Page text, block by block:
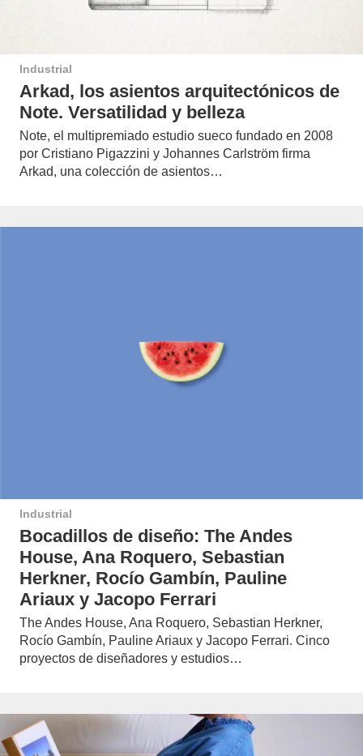
Industrial
Arkad, los asientos arquitectónicos de
Note. Versatilidad y belleza
Note, el multipremiado estudio sueco fundado en 2008
por Cristiano Pigazzini y Johannes Carlström firma
Arkad, una colección de asientos…
Industrial
Bocadillos de diseño: The Andes
House, Ana Roquero, Sebastian
Herkner, Rocío Gambín, Pauline
Ariaux y Jacopo Ferrari
The Andes House, Ana Roquero, Sebastian Herkner,
Rocío Gambín, Pauline Ariaux y Jacopo Ferrari. Cinco
proyectos de diseñadores y estudios…